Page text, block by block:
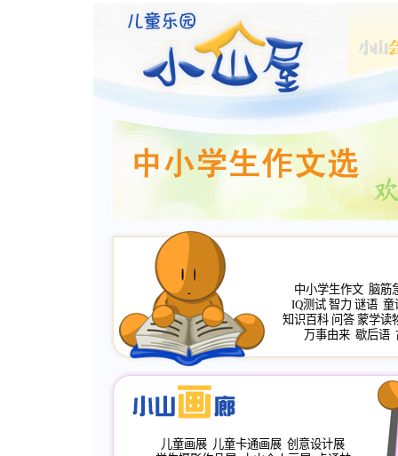
中小学生作文 脑筋
IQ测试 智力 谜语 童
知识百科 问答 蒙学读
万事由来 歇后语
儿童画展 儿童卡通画展 创意设计展